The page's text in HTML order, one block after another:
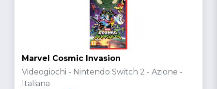
Marvel Cosmic Invasion
Videogiochi - Nintendo Switch 2 - Azione -
Italiana